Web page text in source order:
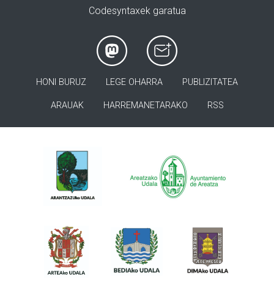
Codesyntaxek garatua
HONI BURUZ LEGE OHARRA PUBLIZITATEA
ARAUAK HARREMANETARAKO RSS